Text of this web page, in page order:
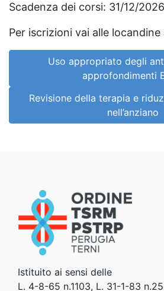
Scadenza dei corsi: 31/12/2026
Per iscrizioni vai alle locandine
Uso appropriato degli
approfondimenti
Revisione della terapia e
nell’anziano
Istituito ai sensi delle
L. 4-8-65 n.1103, L. 31-1-83